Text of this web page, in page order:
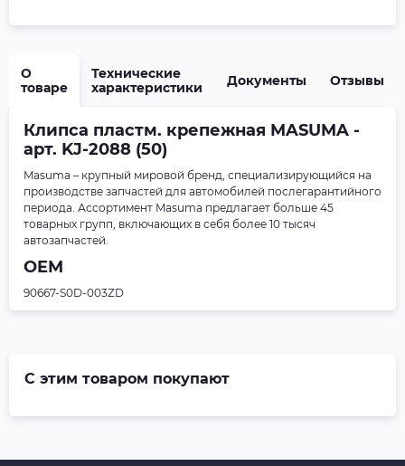
О
товаре
Технические
характеристики
Документы Отзывы
Клипса пластм. крепежная MASUMA -
арт. KJ-2088 (50)
Masuma – крупный мировой бренд, специализирующийся на
производстве запчастей для автомобилей послегарантийного
периода. Ассортимент Masuma предлагает больше 45
товарных групп, включающих в себя более 10 тысяч
автозапчастей.
OEM
90667-S0D-003ZD
С этим товаром покупают